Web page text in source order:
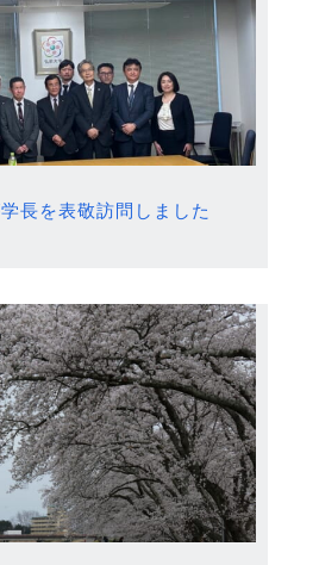
長を表敬訪問しました